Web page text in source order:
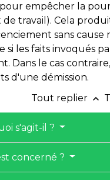
empêcher la
travail). Cela
sans cause
si les faits invoqués
Dans le cas
d'une démission.
Tout replier keyboard_arrow_up
s'agit-il ?
concerné ?